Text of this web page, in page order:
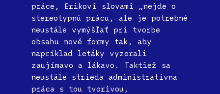
práce, Erikovi slovami „nejde o
stereotypnú prácu, ale je potrebné
neustále vymýšľať pri tvorbe
obsahu nové formy tak, aby
napríklad letáky vyzerali
zaujímavo a lákavo. Taktiež sa
neustále strieda administratívna
práca s tou tvorivou,